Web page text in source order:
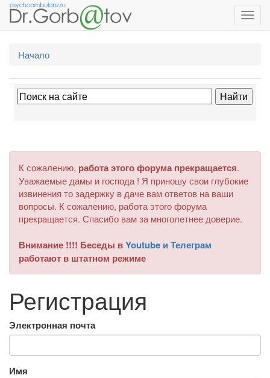
Начало
К сожалению, работа этого форума прекращается.
Уважаемые дамы и господа ! Я приношу свои глубокие
извинения то задержку в даче вам ответов на ваши
вопросы. К сожалению, работа этого форума
прекращается. Спасибо вам за многолетнее доверие.
Внимание !!!! Беседы вYoutube и Телеграм
работают в штатном режиме
Регистрация
Электронная почта
Имя